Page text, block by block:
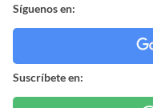
Síguenos en:
Suscríbete en: